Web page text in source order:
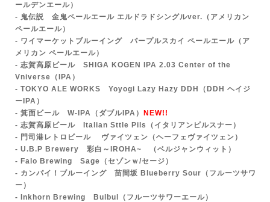
ールデンエール）
- 鬼伝説 金鬼ペールエール エルドラドシングルver. （アメリカン
ペールエール）
- ワイマーケットブルーイング パープルスカイ ペールエール（ア
メリカン ペールエール）
- 志賀高原ビール SHIGA KOGEN IPA 2.03 Center of the
Vniverse （IPA）
- TOKYO ALE WORKS Yoyogi Lazy Hazy DDH
（DDH ヘイジ
ーIPA）
- 箕面ビール W-IPA（ダブルIPA）
NEW!!
- 志賀高原ビール Italian Sttle Pils（イタリアンピルスナー）
- 門司港レトロビール ヴァイツェン（ヘーフェヴァイツェン）
- U.B.P Brewery 彩白～IROHA~ （ベルジャンウィット）
- Falo Brewing Sage （セゾンｗ/セージ）
- カンパイ！ブルーイング 苗間坂 Blueberry Sour（フルーツサワ
ー）
- Inkhorn Brewing Bulbul（フルーツサワーエール）